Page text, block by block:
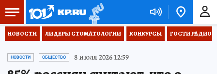
НОВОСТИ ЛИДЕРЫ СТОМАТОЛОГИИ КОНКУРСЫ ГОСТИ РАДИО
НОВОСТИ ОБЩЕСТВО 8 июля 2026 12:59